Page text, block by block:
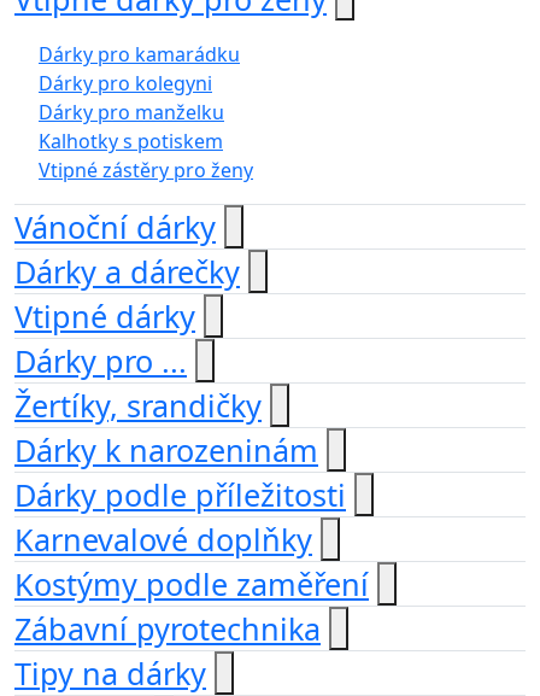
Dárky pro kamarádku
Dárky pro kolegyni
Dárky pro manželku
Kalhotky s potiskem
Vtipné zástěry pro ženy
Vánoční dárky
Dárky a dárečky
Vtipné dárky
Dárky pro ...
Žertíky, srandičky
Dárky k narozeninám
Dárky podle příležitosti
Karnevalové doplňky
Kostýmy podle zaměření
Zábavní pyrotechnika
Tipy na dárky